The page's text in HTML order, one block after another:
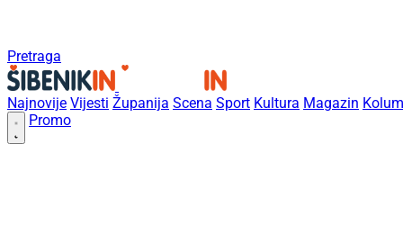
Pretraga
Najnovije Vijesti Županija Scena Sport Kultura Magazin
Promo